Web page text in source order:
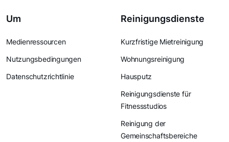
Um
Medienressourcen
Nutzungsbedingungen
Datenschutzrichtlinie
Reinigungsdienste
Kurzfristige Mietreinigung
Wohnungsreinigung
Hausputz
Reinigungsdienste für
Fitnessstudios
Reinigung der
Gemeinschaftsbereiche